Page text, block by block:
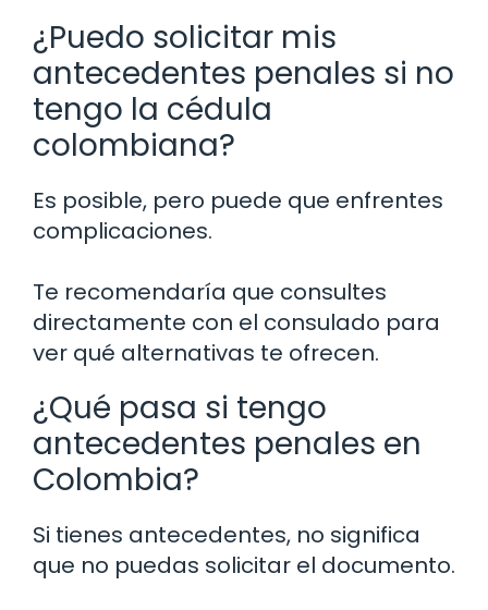
¿Puedo solicitar mis
antecedentes penales si no
tengo la cédula
colombiana?
Es posible, pero puede que enfrentes
complicaciones.
Te recomendaría que consultes
directamente con el consulado para
ver qué alternativas te ofrecen.
¿Qué pasa si tengo
antecedentes penales en
Colombia?
Si tienes antecedentes, no significa
que no puedas solicitar el documento.